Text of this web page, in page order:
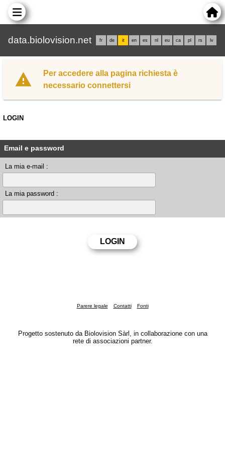
data.biolovision.net fr de it en es nl eu ca pl rs lv
Per accedere alla pagina richiesta è
necessario connettersi
LOGIN
Email e password
La mia e-mail :
La mia password :
Parere legale Contatti Fonti
Progetto sostenuto da Biolovision Sàrl, in collaborazione con una
rete di associazioni partner.